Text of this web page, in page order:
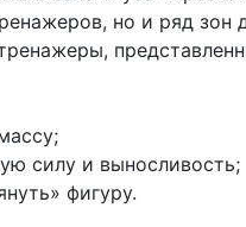
но и ряд зон
силу и выносливость;
фигуру.